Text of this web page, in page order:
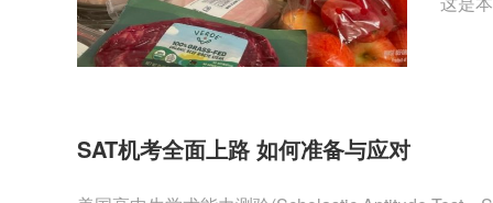
SAT机考全面上路 如何准备与应对